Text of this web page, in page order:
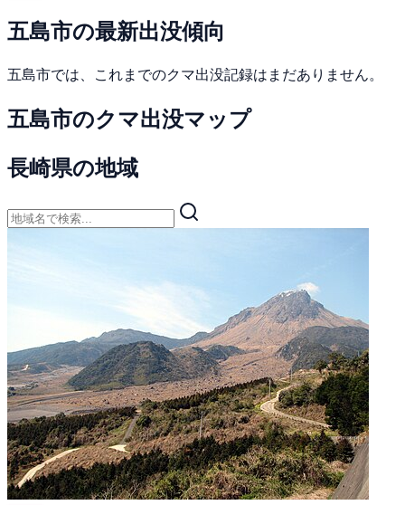
五島市の最新出没傾向
五島市では、これまでのクマ出没記録はまだありません。
五島市のクマ出没マップ
長崎県の地域